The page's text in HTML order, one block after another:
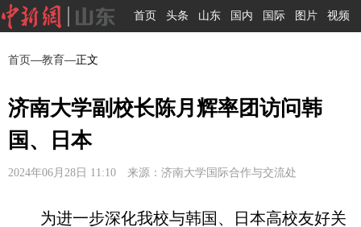
首页 头条 山东 国内 国际 图片 视频
首页—教育—正文
济南大学副校长陈月辉率团访问韩
国、日本
2024年06月28日 11:10 来源：济南大学国际合作与交流处
为进一步深化我校与韩国、日本高校友好关